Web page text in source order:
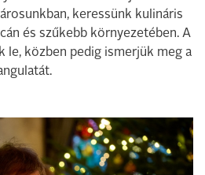
keressünk kulináris
és szűkebb környezetében. A
le, közben pedig ismerjük meg a